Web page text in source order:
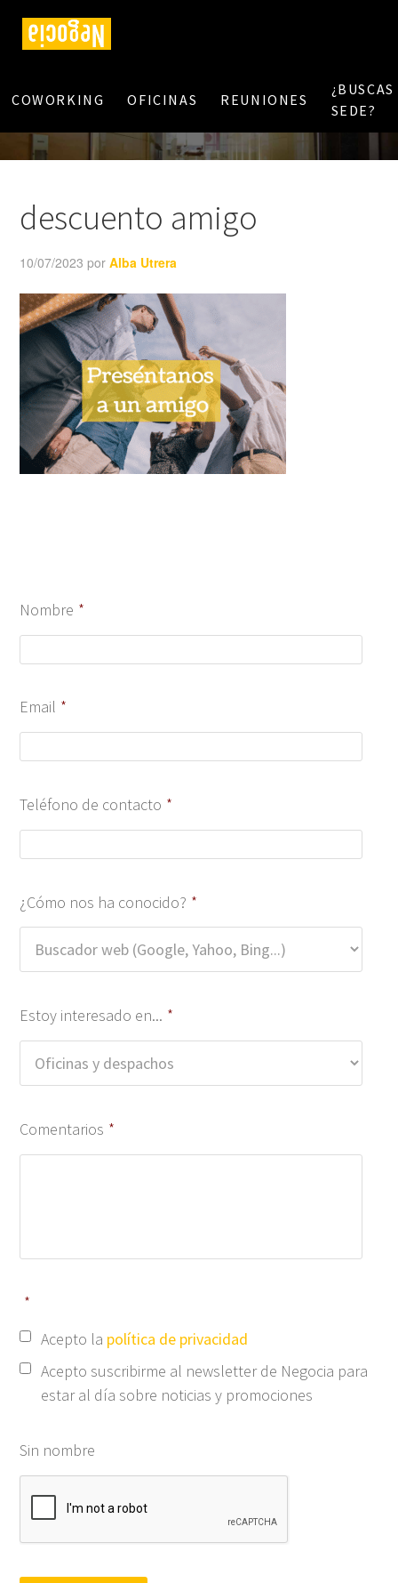
COWORKING OFICINAS REUNIONES
¿BUSCAS
SEDE?
descuento amigo
10/07/2023 porAlba Utrera
Nombre *
Email *
Teléfono de contacto *
¿Cómo nos ha conocido? *
Estoy interesado en... *
Comentarios *
*
Acepto la política de privacidad
Acepto suscribirme al newsletter de Negocia para
estar al día sobre noticias y promociones
Sin nombre